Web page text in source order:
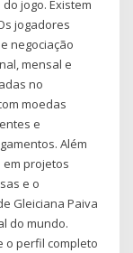
jogo. Existem
jogadores
negociação
mensal e
no
moedas
e
Além
projetos
e o
Gleiciana Paiva
do mundo.
o perfil completo